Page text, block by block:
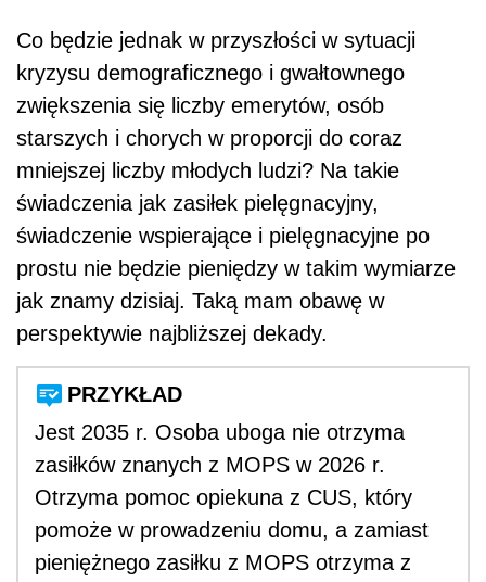
Co będzie jednak w przyszłości w sytuacji
kryzysu demograficznego i gwałtownego
zwiększenia się liczby emerytów, osób
starszych i chorych w proporcji do coraz
mniejszej liczby młodych ludzi? Na takie
świadczenia jak zasiłek pielęgnacyjny,
świadczenie wspierające i pielęgnacyjne po
prostu nie będzie pieniędzy w takim wymiarze
jak znamy dzisiaj. Taką mam obawę w
perspektywie najbliższej dekady.
PRZYKŁAD
Jest 2035 r. Osoba uboga nie otrzyma
zasiłków znanych z MOPS w 2026 r.
Otrzyma pomoc opiekuna z CUS, który
pomoże w prowadzeniu domu, a zamiast
pieniężnego zasiłku z MOPS otrzyma z